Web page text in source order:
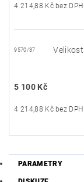
4 214,88 Kč bez DPH
9570/37
5 100 Kč
4 214,88 Kč bez DPH
PARAMETRY